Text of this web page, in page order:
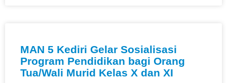
MAN 5 Kediri Gelar Sosialisasi
Program Pendidikan bagi Orang
Tua/Wali Murid Kelas X dan XI